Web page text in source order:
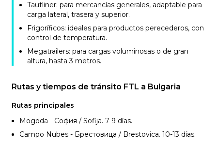
Tautliner: para mercancías generales, adaptable para
carga lateral, trasera y superior.
Frigoríficos: ideales para productos perecederos, con
control de temperatura.
Megatrailers: para cargas voluminosas o de gran
altura, hasta 3 metros.
Rutas y tiempos de tránsito FTL a Bulgaria
Rutas principales
Mogoda - София / Sofija. 7-9 días.
Campo Nubes - Брестовица / Brestovica. 10-13 días.